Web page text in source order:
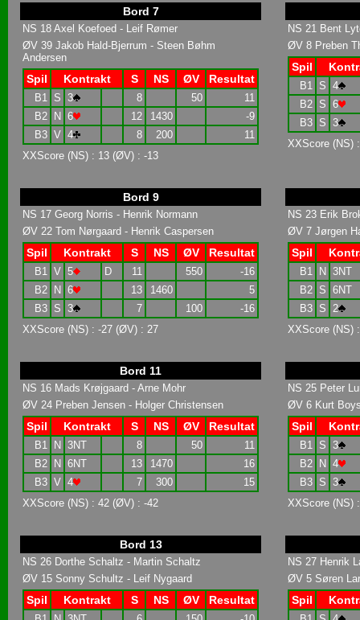
Bord 7
NS 18 Axel Koefoed - Leif Rømer
ØV 39 Jakob Hald-Bjerrum - Steen Bøhm
Andersen
Spil Kontrakt S NS ØV Resultat
B1 S 3 8 50
11
B2
N 6 12 1430
-9
B3 V 4 8 200
11
XXScore (NS) : 13 (ØV) : -13
NS 21 Bent
ØV 8 Preben
Spil
B1 S 4
B2 S 6
B3 S
3
XXScore (NS)
Bord 9
NS 17 Georg Norris - Henrik Normann
ØV 22 Tom Nørgaard - Henrik Caspersen
Spil Kontrakt S NS ØV Resultat
B1 V 5 D 11 550
-16
B2
N 6 13 1460
5
B3 S 3 7 100
-16
XXScore (NS) : -27 (ØV) : 27
NS 23 Erik
ØV 7 Jørgen
Spil
B1 N
3NT
B2 S 6NT
B3 S 2
XXScore (NS)
Bord 11
NS 16 Mads Krøjgaard - Arne Mohr
ØV 24 Preben Jensen - Holger Christensen
Spil Kontrakt S NS ØV Resultat
B1 N 3NT 8 50
11
B2
N 6NT 13 1470
16
B3 V 4 7 300
15
XXScore (NS) : 42 (ØV) : -42
NS 25 Peter
ØV 6 Kurt
Spil
B1 S
3
B2
N 4
B3 S
3
XXScore (NS)
Bord 13
NS 26 Dorthe Schaltz - Martin Schaltz
ØV 15 Sonny Schultz - Leif Nygaard
Spil Kontrakt S NS ØV Resultat
NS 27 Henrik
ØV 5 Søren
Spil